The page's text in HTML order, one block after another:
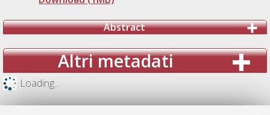
Abstract
Altri metadati
Loading...